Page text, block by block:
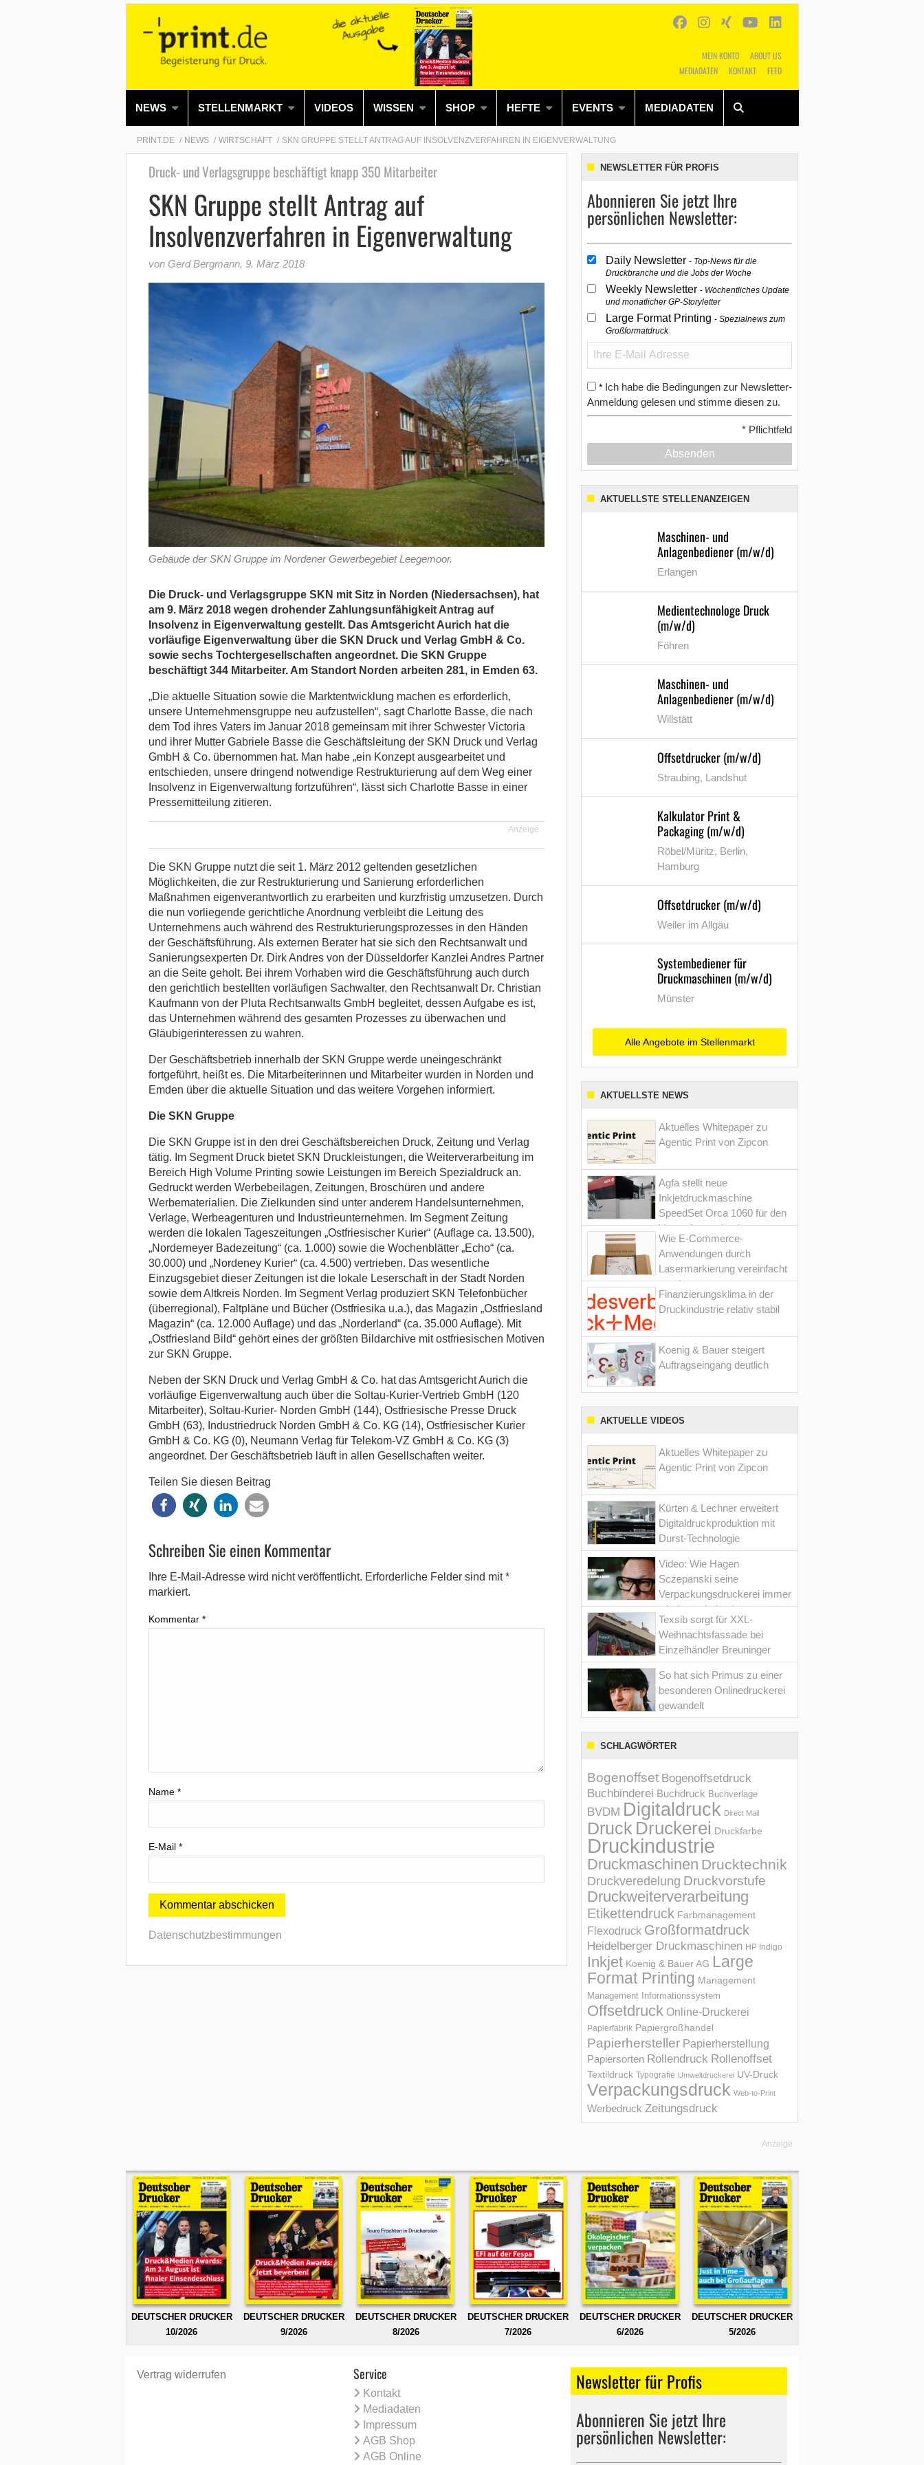
MEIN KONTO
ABOUT US
MEDIADATEN
KONTAKT FEED
NEWS STELLENMARKT VIDEOS WISSEN SHOP HEFTE EVENTS MEDIADATEN
Alles Shop SUCHEN
PRINT.DE NEWS WIRTSCHAFT SKN GRUPPE STELLT ANTRAG AUF INSOLVENZVERFAHREN IN EIGENVERWALTUNG
Druck- und Verlagsgruppe beschäftigt knapp 350 Mitarbeiter
SKN Gruppe stellt Antrag auf
Insolvenzverfahren in Eigenverwaltung
von Gerd Bergmann, 9. März 2018
Gebäude der SKN Gruppe im Nordener Gewerbegebiet Leegemoor.
Die Druck- und Verlagsgruppe SKN mit Sitz in Norden (Niedersachsen), hat
am 9. März 2018 wegen drohender Zahlungsunfähigkeit Antrag auf
Insolvenz in Eigenverwaltung gestellt. Das Amtsgericht Aurich hat die
vorläufige Eigenverwaltung über die SKN Druck und Verlag GmbH & Co.
sowie sechs Tochtergesellschaften angeordnet. Die SKN Gruppe
beschäftigt 344 Mitarbeiter. Am Standort Norden arbeiten 281, in Emden 63.
„Die aktuelle Situation sowie die Marktentwicklung machen es erforderlich,
unsere Unternehmensgruppe neu aufzustellen“, sagt Charlotte Basse, die nach
dem Tod ihres Vaters im Januar 2018 gemeinsam mit ihrer Schwester Victoria
und ihrer Mutter Gabriele Basse die Geschäftsleitung der SKN Druck und Verlag
GmbH & Co. übernommen hat. Man habe „ein Konzept ausgearbeitet und
entschieden, unsere dringend notwendige Restrukturierung auf dem Weg einer
Insolvenz in Eigenverwaltung fortzuführen“, lässt sich Charlotte Basse in einer
Pressemitteilung zitieren.
Anzeige
Die SKN Gruppe nutzt die seit 1. März 2012 geltenden gesetzlichen
Möglichkeiten, die zur Restrukturierung und Sanierung erforderlichen
Maßnahmen eigenverantwortlich zu erarbeiten und kurzfristig umzusetzen. Durch
die nun vorliegende gerichtliche Anordnung verbleibt die Leitung des
Unternehmens auch während des Restrukturierungsprozesses in den Händen
der Geschäftsführung. Als externen Berater hat sie sich den Rechtsanwalt und
Sanierungsexperten Dr. Dirk Andres von der Düsseldorfer Kanzlei Andres Partner
an die Seite geholt. Bei ihrem Vorhaben wird die Geschäftsführung auch durch
den gerichtlich bestellten vorläufigen Sachwalter, den Rechtsanwalt Dr. Christian
Kaufmann von der Pluta Rechtsanwalts GmbH begleitet, dessen Aufgabe es ist,
das Unternehmen während des gesamten Prozesses zu überwachen und
Gläubigerinteressen zu wahren.
Der Geschäftsbetrieb innerhalb der SKN Gruppe werde uneingeschränkt
fortgeführt, heißt es. Die Mitarbeiterinnen und Mitarbeiter wurden in Norden und
Emden über die aktuelle Situation und das weitere Vorgehen informiert.
Die SKN Gruppe
Die SKN Gruppe ist in den drei Geschäftsbereichen Druck, Zeitung und Verlag
tätig. Im Segment Druck bietet SKN Druckleistungen, die Weiterverarbeitung im
Bereich High Volume Printing sowie Leistungen im Bereich Spezialdruck an.
Gedruckt werden Werbebeilagen, Zeitungen, Broschüren und andere
Werbematerialien. Die Zielkunden sind unter anderem Handelsunternehmen,
Verlage, Werbeagenturen und Industrieunternehmen. Im Segment Zeitung
werden die lokalen Tageszeitungen „Ostfriesischer Kurier“ (Auflage ca. 13.500),
„Norderneyer Badezeitung“ (ca. 1.000) sowie die Wochenblätter „Echo“ (ca.
30.000) und „Nordeney Kurier“ (ca. 4.500) vertrieben. Das wesentliche
Einzugsgebiet dieser Zeitungen ist die lokale Leserschaft in der Stadt Norden
sowie dem Altkreis Norden. Im Segment Verlag produziert SKN Telefonbücher
(überregional), Faltpläne und Bücher (Ostfriesika u.a.), das Magazin „Ostfriesland
Magazin“ (ca. 12.000 Auflage) und das „Norderland“ (ca. 35.000 Auflage). Mit
„Ostfriesland Bild“ gehört eines der größten Bildarchive mit ostfriesischen Motiven
zur SKN Gruppe.
Neben der SKN Druck und Verlag GmbH & Co. hat das Amtsgericht Aurich die
vorläufige Eigenverwaltung auch über die Soltau-Kurier-Vertrieb GmbH (120
Mitarbeiter), Soltau-Kurier- Norden GmbH (144), Ostfriesische Presse Druck
GmbH (63), Industriedruck Norden GmbH & Co. KG (14), Ostfriesischer Kurier
GmbH & Co. KG (0), Neumann Verlag für Telekom-VZ GmbH & Co. KG (3)
angeordnet. Der Geschäftsbetrieb läuft in allen Gesellschaften weiter.
Teilen Sie diesen Beitrag
Schreiben Sie einen Kommentar
Ihre E-Mail-Adresse wird nicht veröffentlicht. Erforderliche Felder sind mit*
markiert.
Kommentar *
Name *
E-Mail *
Datenschutzbestimmungen
NEWSLETTER FÜR PROFIS
Abonnieren Sie jetzt Ihre
persönlichen Newsletter:
Daily Newsletter Top-News für die
Druckbranche und die Jobs der Woche
Weekly Newsletter Wöchentliches Update
und monatlicher GP-Storyletter
Large Format Printing Spezialnews zum
Großformatdruck
* Ich habe die Bedingungen zur Newsletter-
Anmeldung gelesen und stimme diesen zu.
* Pflichtfeld
Absenden
AKTUELLSTE STELLENANZEIGEN
Maschinen- und
Anlagenbediener (m/w/d)
Erlangen
Medientechnologe Druck
(m/w/d)
Föhren
Maschinen- und
Anlagenbediener (m/w/d)
Willstätt
Offsetdrucker (m/w/d)
Straubing, Landshut
Kalkulator Print &
Packaging (m/w/d)
Röbel/Müritz, Berlin,
Hamburg
Offsetdrucker (m/w/d)
Weiler im Allgäu
Systembediener für
Druckmaschinen (m/w/d)
Münster
Alle Angebote im Stellenmarkt
AKTUELLSTE NEWS
Aktuelles Whitepaper zu
Agentic Print von Zipcon
Agfa stellt neue
Inkjetdruckmaschine
SpeedSet Orca 1060 für den
Verpackungsdruck vor
Wie E-Commerce-
Anwendungen durch
Lasermarkierung vereinfacht
werden
Finanzierungsklima in der
Druckindustrie relativ stabil
Koenig & Bauer steigert
Auftragseingang deutlich
AKTUELLE VIDEOS
Aktuelles Whitepaper zu
Agentic Print von Zipcon
Kürten & Lechner erweitert
Digitaldruckproduktion mit
Durst-Technologie
Video: Wie Hagen
Sczepanski seine
Verpackungsdruckerei immer
wieder optimiert hat
Texsib sorgt für XXL-
Weihnachtsfassade bei
Einzelhändler Breuninger
So hat sich Primus zu einer
besonderen Onlinedruckerei
gewandelt
SCHLAGWÖRTER
Bogenoffset Bogenoffsetdruck
Buchbinderei Buchdruck Buchverlage
BVDM Digitaldruck Direct Mail
Druck Druckerei Druckfarbe
Druckindustrie
Druckmaschinen Drucktechnik
Druckveredelung Druckvorstufe
Druckweiterverarbeitung
Etikettendruck Farbmanagement
Flexodruck Großformatdruck
Heidelberger Druckmaschinen HP Indigo
Inkjet Koenig & Bauer AG Large
Format Printing Management
Management Informations­system
Offsetdruck Online-Druckerei
Papierfabrik Papiergroßhandel
Papierhersteller Papierherstellung
Papiersorten Rollendruck Rollenoffset
Textildruck Typografie Umweltdruckerei UV-Druck
Verpackungsdruck Web-to-Print
Werbedruck Zeitungsdruck
Anzeige
DEUTSCHER DRUCKER
10/2026
DEUTSCHER DRUCKER
9/2026
DEUTSCHER DRUCKER
8/2026
DEUTSCHER DRUCKER
7/2026
DEUTSCHER DRUCKER
6/2026
DEUTSCHER DRUCKER
5/2026
Vertrag widerrufen Service
Kontakt
Mediadaten
Impressum
AGB Shop
AGB Online
Newsletter für Profis
Abonnieren Sie jetzt Ihre
persönlichen Newsletter: